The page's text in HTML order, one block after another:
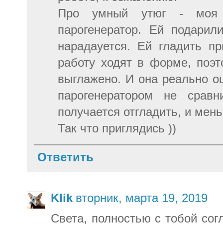
Про умный утюг - моя
парогенератор. Ей
нарадауется. Ей гладить
работу ходят в форме,
выглажено. И она реально
парогенератором не
получается отгладить, и
Так что приглядись ))
Ответить
Klik вторник, марта 19, 2019
Света, полностью с тобой